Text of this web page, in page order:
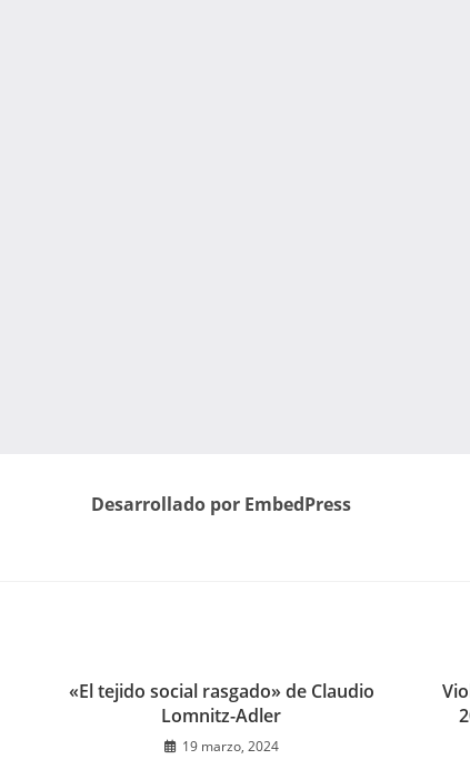
Desarrollado por EmbedPress
«El tejido social rasgado» de Claudio
Lomnitz-Adler
19 marzo, 2024